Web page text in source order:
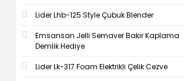
Lider Lhb-125 Style Çubuk Blender
Emsansan Jelli Semaver Bakır Kaplama
Demlik Hediye
Lider Lk-317 Foam Elektrikli Çelik Cezve